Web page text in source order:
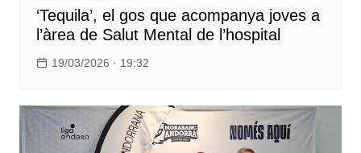
‘Tequila’, el gos que acompanya joves a
l’àrea de Salut Mental de l’hospital
19/03/2026 · 19:32